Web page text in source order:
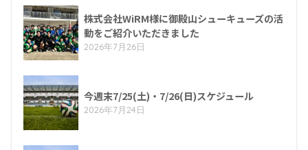
株式会社WiRM様に御殿山シューキューズの活
動をご紹介いただきました
2026年7月26日
今週末7/25(土)・7/26(日)スケジュール
2026年7月24日